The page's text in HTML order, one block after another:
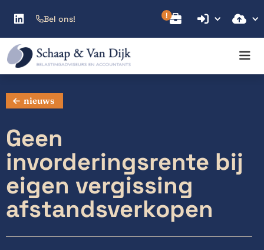
Bel ons!
  
nieuws
Geen
invorderingsrente bij
eigen vergissing
afstandsverkopen